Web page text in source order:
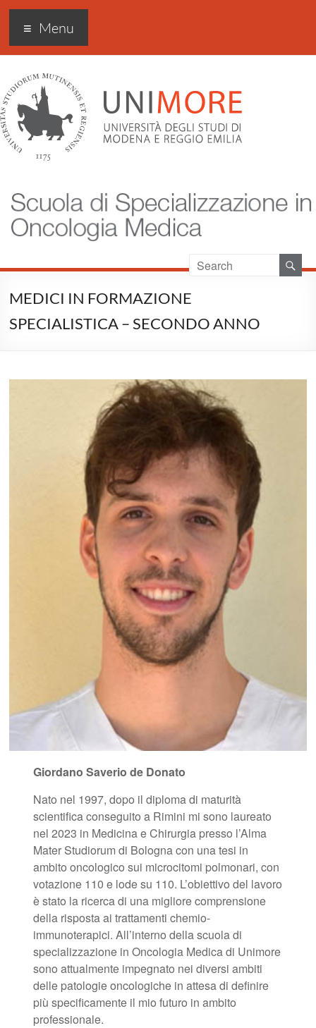
Scuola di specializzazione
in Oncologia medica
Menu
MEDICI IN FORMAZIONE
SPECIALISTICA – SECONDO ANNO
Giordano Saverio de Donato
Nato nel 1997, dopo il diploma di maturità
scientifica conseguito a Rimini mi sono laureato
nel 2023 in Medicina e Chirurgia presso l’Alma
Mater Studiorum di Bologna con una tesi in
ambito oncologico sui microcitomi polmonari, con
votazione 110 e lode su 110. L’obiettivo del lavoro
è stato la ricerca di una migliore comprensione
della risposta ai trattamenti chemio-
immunoterapici. All’interno della scuola di
specializzazione in Oncologia Medica di Unimore
sono attualmente impegnato nei diversi ambiti
delle patologie oncologiche in attesa di definire
più specificamente il mio futuro in ambito
professionale.